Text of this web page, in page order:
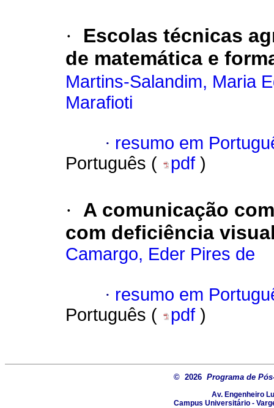
·
Escolas técnicas
de matemática e
Martins-Salandim, Maria
Marafioti
· resumo em
Português (
pdf )
·
A comunicação
com deficiência
Camargo, Eder Pires de
· resumo em
Português (
pdf )
© 2026 Programa de
Av. Engenheiro
Campus Universitário -